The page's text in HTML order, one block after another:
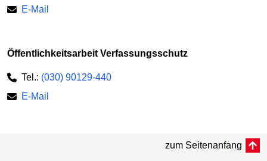
E-Mail
Öffentlichkeitsarbeit Verfassungsschutz
Tel.: (030) 90129-440
E-Mail
zum Seitenanfang